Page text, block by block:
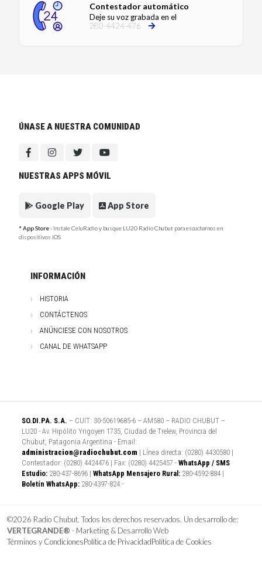
Contestador automático
Deje su voz grabada en el
280-4424-476
ÚNASE A NUESTRA COMUNIDAD
NUESTRAS APPS MÓVIL
Google Play App Store
* App Store- Instale CeluRadio y busque LU20 Radio Chubut para escucharnos en
dispositivos iOS
INFORMACIÓN
HISTORIA
CONTÁCTENOS
ANÚNCIESE CON NOSOTROS
CANAL DE WHATSAPP
SO.DI.PA. S.A. – CUIT: 30-50619685-6 – AM580 – RADIO CHUBUT –
LU20 - Av. Hipólito Yrigoyen 1735, Ciudad de Trelew, Provincia del
Chubut, Patagonia Argentina - Email:
administracion@radiochubut.com | Línea directa: (0280) 4430580 |
Contestador: (0280) 4424476 | Fax: (0280) 4425457 - WhatsApp / SMS
Estudio: 280-437-8696 | WhatsApp Mensajero Rural: 280-4592-884 |
Boletín WhatsApp: 280-4397-824 -
©2026 Radio Chubut. Todos los derechos reservados. Un desarrollo de:
VERTEGRANDE® - Marketing & Desarrollo Web
Términos y CondicionesPolítica de PrivacidadPolítica de Cookies